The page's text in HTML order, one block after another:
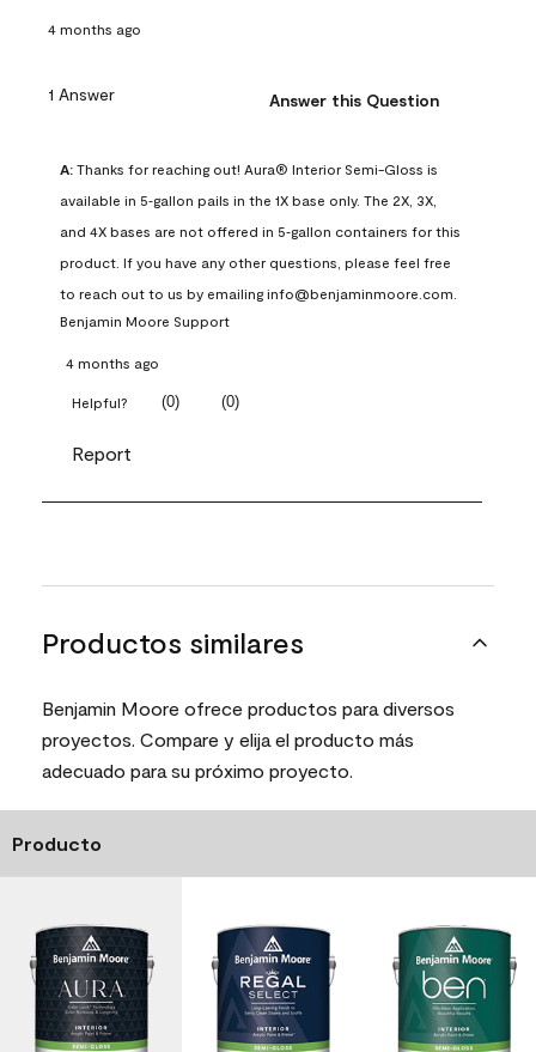
4 months ago
1 Answer Answer this Question
A: Thanks for reaching out! Aura® Interior Semi-Gloss is
available in 5‑gallon pails in the 1X base only. The 2X, 3X,
and 4X bases are not offered in 5‑gallon containers for this
product. If you have any other questions, please feel free
to reach out to us by emailing info@benjaminmoore.com.
Benjamin Moore Support
4 months ago
Helpful? (0) (0)
Report
Productos similares
Benjamin Moore ofrece productos para diversos
proyectos. Compare y elija el producto más
adecuado para su próximo proyecto.
Producto